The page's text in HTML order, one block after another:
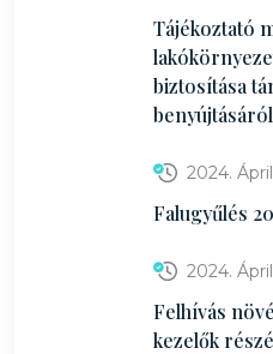
Tájékoztató
biztosítása
benyújtásáról
2024.
Falugyűlés
2024.
Felhívás
kezelők